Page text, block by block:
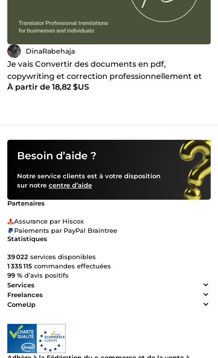
DinaRabehaja
Je vais Convertir des documents en pdf,
copywriting et correction professionnellement et
rapidement
À partir de 18,82 $US
Besoin d’aide ?
Notre service clients est à votre disposition
sur notre centre d’aide
Partenaires
Assurance par Hiscox
Paiements par PayPal Braintree
Statistiques
39 022 services disponibles
1 335 115 commandes effectuées
99 % d’avis positifs
Services
Freelances
ComeUp